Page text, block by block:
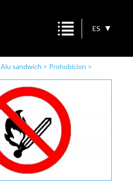
ES
Alu sandwich > Prohobicion >